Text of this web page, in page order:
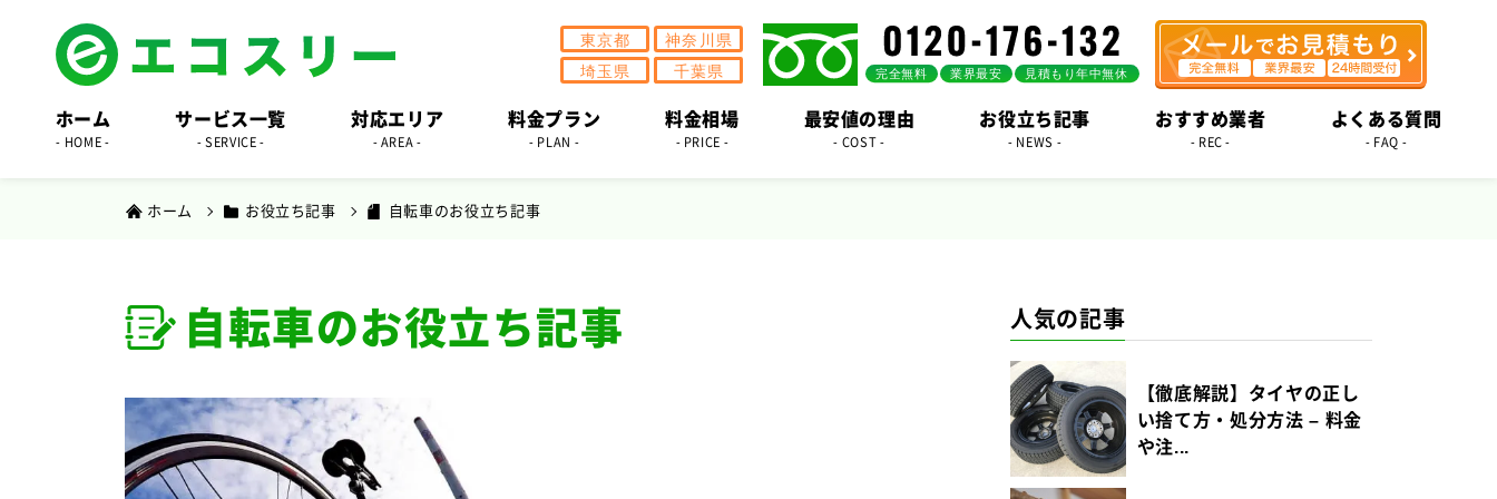
ホーム
- HOME -
サービス一覧
- SERVICE -
対応エリア
- AREA -
料金プラン
- PLAN -
料金相場
- PRICE -
最安値の理由
- COST -
お役立ち記事
- NEWS -
おすすめ業者
- REC -
よくある質問
- FAQ -
ホーム お役立ち記事 自転車のお役立ち記事
自転車のお役立ち記事 人気の記事
【徹底解説】タイヤの正し
い捨て方・処分方法 – 料金
や注...